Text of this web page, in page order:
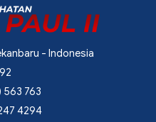
- Indonesia
563 763
4294